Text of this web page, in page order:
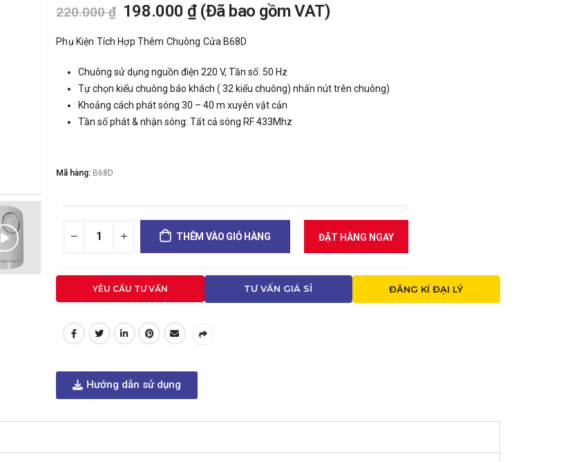
220.000₫ 198.000₫(Đã bao gồm VAT)
Phụ Kiện Tích Hợp Thêm Chuông Cửa B68D
Chuông sử dụng nguồn điện 220 V, Tần số: 50 Hz
Tự chọn kiểu chuông báo khách ( 32 kiểu chuông) nhấn nút trên chuông)
Khoảng cách phát sóng 30 – 40 m xuyên vật cản
Tần số phát & nhận sóng: Tất cả sóng RF 433Mhz
Mã hàng: B68D
THÊM VÀO GIỎ HÀNG ĐẶT HÀNG NGAY
YÊU CẦU TƯ VẤN TƯ VẤN GIÁ SỈ ĐĂNG KÍ ĐẠI LÝ
Hướng dẫn sử dụng